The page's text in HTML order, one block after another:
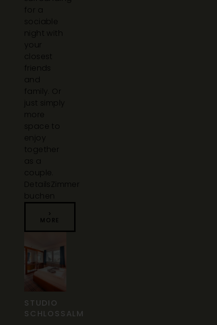
for a
sociable
night with
your
closest
friends
and
family. Or
just simply
more
space to
enjoy
together
as a
couple.
DetailsZimmer
buchen
>
MORE
STUDIO
SCHLOSSALM